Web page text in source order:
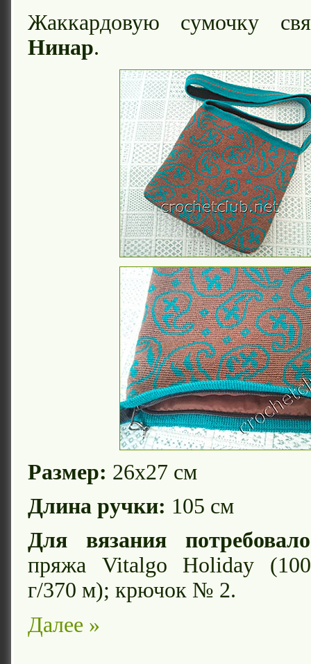
Жаккардовую сумочку
Нинар.
Размер: 26х27 см
Длина ручки: 105 см
Для вязания
пряжа Vitalgo Holiday
г/370 м); крючок № 2.
Далее »